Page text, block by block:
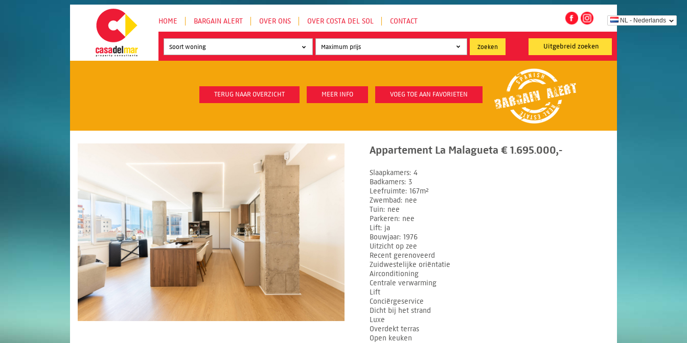
NL - Nederlands
HOME BARGAIN ALERT OVER ONS OVER COSTA DEL SOL CONTACT
Uitgebreid zoeken
Soort woning
TERUG NAAR OVERZICHT MEER INFO VOEG TOE AAN FAVORIETEN
Appartement La Malagueta € 1.695.000,-
Slaapkamers 4
Badkamers 3
Leefruimte 167m²
Zwembad
nee
Tuin nee
Parkeren nee
Lift ja
Bouwjaar 1976
Uitzicht op zee
Recent gerenoveerd
Zuidwestelijke oriëntatie
Airconditioning
Centrale verwarming
Lift
Conciërgeservice
Dicht bij het strand
Luxe
Overdekt terras
Open keuken